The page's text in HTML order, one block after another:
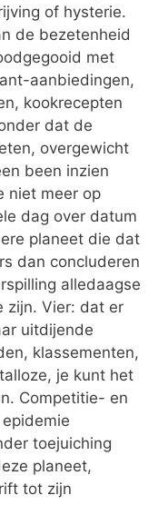
of hysterie.
de bezetenheid
met
aanbiedingen,
kookrecepten
dat de
overgewicht
been inzien
niet meer op
dag over datum
planeet die dat
dan concluderen
alledaagse
zijn. Vier: dat er
uitdijende
klassementen,
je kunt het
Competitie- en
toejuiching
planeet,
tot zijn